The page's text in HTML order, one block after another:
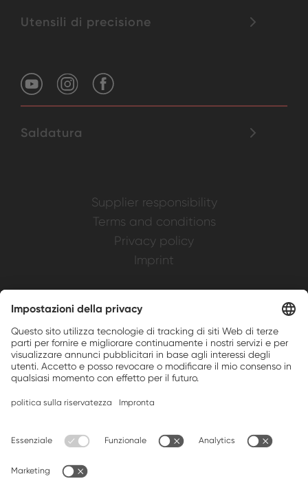
Utensili di precisione
Saldatura
Supplier responsibility
Terms and conditions
Privacy policy
Imprint
Brands, Inc.
Companion brands: